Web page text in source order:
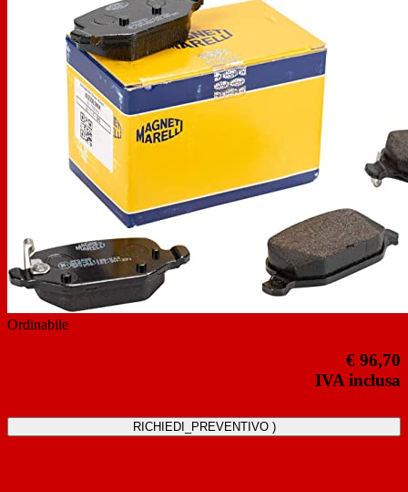
Previous
Next
Ordinabile
€ 96,70
IVA inclusa
RICHIEDI_PREVENTIVO )